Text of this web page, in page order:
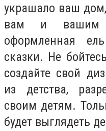
украшало ваш
вам и вашим
оформленная
сказки. Не
создайте свой
из детства,
своим детям.
будет выглядеть